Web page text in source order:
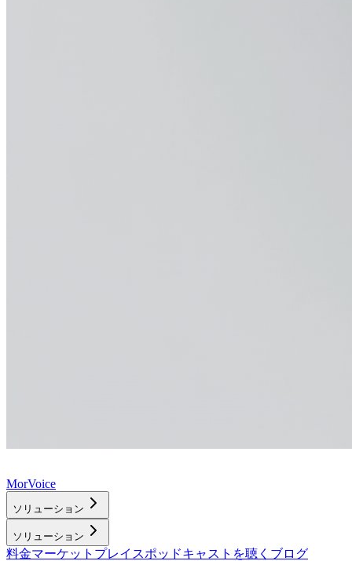
MorVoice
ソリューション
ソリューション
料金マーケットプレイスポッドキャストを聴く ブログ